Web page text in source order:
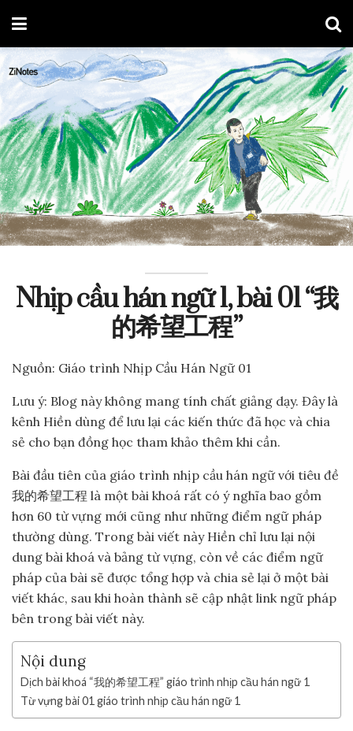
Nhịp cầu hán ngữ 1, bài 01 “我
的希望工程”
Nguồn: Giáo trình Nhịp Cầu Hán Ngữ 01
Lưu ý: Blog này không mang tính chất giảng dạy. Đây là
kênh Hiền dùng để lưu lại các kiến thức đã học và chia
sẻ cho bạn đồng học tham khảo thêm khi cần.
Bài đầu tiên của giáo trình nhịp cầu hán ngữ với tiêu đề
我的希望工程 là một bài khoá rất có ý nghĩa bao gồm
hơn 60 từ vựng mới cũng như những điểm ngữ pháp
thường dùng. Trong bài viết này Hiền chỉ lưu lại nội
dung bài khoá và bảng từ vựng, còn về các điểm ngữ
pháp của bài sẽ được tổng hợp và chia sẻ lại ở một bài
viết khác, sau khi hoàn thành sẽ cập nhật link ngữ pháp
bên trong bài viết này.
Nội dung
Dịch bài khoá “我的希望工程” giáo trình nhịp cầu hán ngữ 1
Từ vựng bài 01 giáo trình nhịp cầu hán ngữ 1